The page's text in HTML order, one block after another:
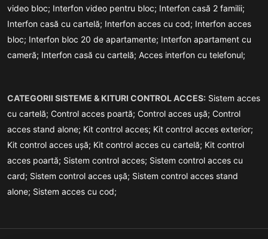
video bloc; Interfon video pentru bloc; Interfon casă 2 familii;
Interfon casă cu cartelă; Interfon acces cu cod; Interfon acces
bloc; Interfon bloc 20 de apartamente; Interfon apartament cu
cameră; Interfon casă cu cartelă; Acces interfon cu telefonul;
CATEGORII SISTEME & KITURI CONTROL ACCES: Sistem acces
cu cartelă; Control acces poartă; Control acces ușă; Control
acces stand alone; Kit control acces; Kit control acces exterior;
Kit control acces ușă; Kit control acces cu cartelă; Kit control
acces poartă; Sistem control acces; Sistem control acces cu
card; Sistem control acces ușă; Sistem control acces stand
alone; Sistem acces cu cod;